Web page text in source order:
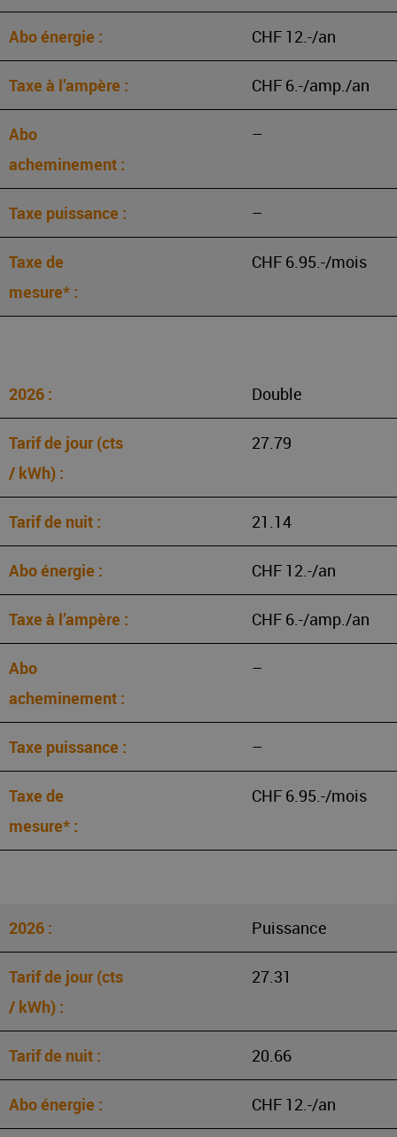
CHF 12.-/an
CHF 6.-/amp./an
–
–
CHF 6.95.-/mois
Double
27.79
21.14
CHF 12.-/an
CHF 6.-/amp./an
–
–
CHF 6.95.-/mois
Puissance
27.31
20.66
CHF 12.-/an